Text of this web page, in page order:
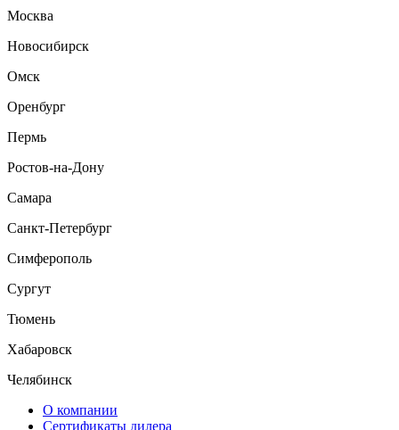
Москва
Новосибирск
Омск
Оренбург
Пермь
Ростов-на-Дону
Самара
Санкт-Петербург
Симферополь
Сургут
Тюмень
Хабаровск
Челябинск
О компании
Сертификаты дилера